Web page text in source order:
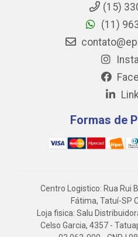
(15)
(11)
Formas de
Centro Logistico: Rua Rui
Fátima, Tatuí-SP
Loja fisica: Salu
Celso Garcia, 4357 -